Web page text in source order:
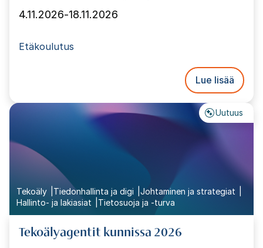
4.11.2026-18.11.2026
Etäkoulutus
Lue lisää
Uutuus
Tekoäly Tiedonhallinta ja digi
Johtaminen ja strategiat
Hallinto- ja lakiasiat
Tietosuoja ja -turva
Tekoälyagentit kunnissa 2026